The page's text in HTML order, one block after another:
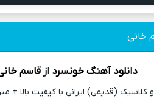
خانی
دانلود آهنگ خونسرد ازقاسم
(قدیمی) ایرانی با کیفیت بالا +